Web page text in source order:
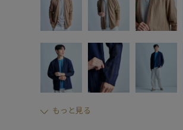
もっと見る